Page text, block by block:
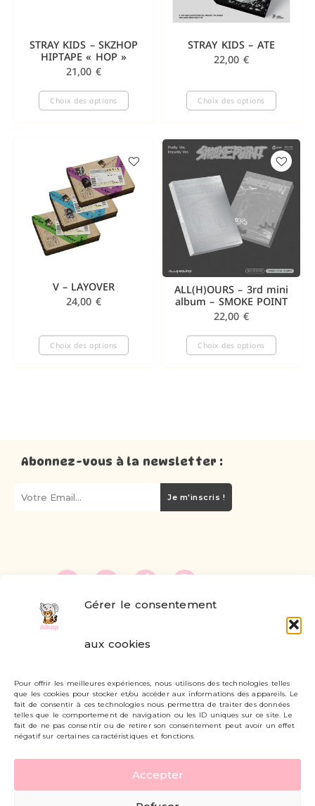
Gérer le consentement
aux cookies
Pour offrir les meilleures expériences, nous utilisons des technologies telles
que les cookies pour stocker et/ou accéder aux informations des appareils. Le
fait de consentir à ces technologies nous permettra de traiter des données
telles que le comportement de navigation ou les ID uniques sur ce site. Le
fait de ne pas consentir ou de retirer son consentement peut avoir un effet
négatif sur certaines caractéristiques et fonctions.
Accepter
STRAY KIDS – SKZHOP
HIPTAPE « HOP »
21,00 €
Choix des options
STRAY KIDS – ATE
22,00 €
Choix des options
V – LAYOVER
24,00 €
Choix des options
ALL(H)OURS – 3rd mini
album – SMOKE POINT
22,00 €
Choix des options
Abonnez-vous à la newsletter :
Je m'inscris !
Livraisons et retours
Mon compte
Carte cadeau
Politique de confidentialité